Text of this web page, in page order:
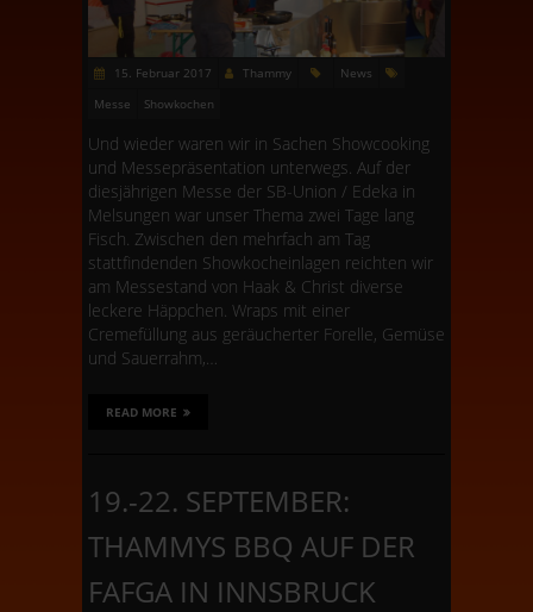
15. Februar 2017 Thammy
News
Messe
Showkochen
Und wieder waren wir in Sachen Showcooking
und Messepräsentation unterwegs. Auf der
diesjährigen Messe der SB-Union / Edeka in
Melsungen war unser Thema zwei Tage lang
Fisch. Zwischen den mehrfach am Tag
stattfindenden Showkocheinlagen reichten wir
am Messestand von Haak & Christ diverse
leckere Häppchen. Wraps mit einer
Cremefüllung aus geräucherter Forelle, Gemüse
und Sauerrahm,…
READ MORE
19.-22. SEPTEMBER:
THAMMYS BBQ AUF DER
FAFGA IN INNSBRUCK